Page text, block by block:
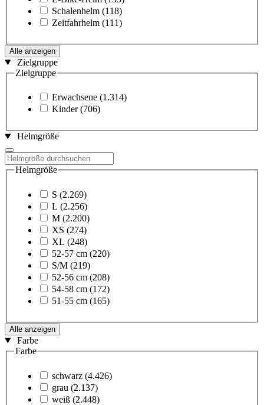
Schalenhelm (118)
Zeitfahrhelm (111)
Alle anzeigen
Zielgruppe
Zielgruppe
Erwachsene (1.314)
Kinder (706)
Helmgröße
Helmgröße
S (2.269)
L (2.256)
M (2.200)
XS (274)
XL (248)
52-57 cm (220)
S/M (219)
52-56 cm (208)
54-58 cm (172)
51-55 cm (165)
Alle anzeigen
Farbe
Farbe
schwarz (4.426)
grau (2.137)
weiß (2.448)